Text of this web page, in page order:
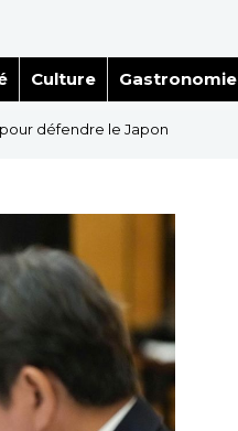
Culture Gastronomie
défendre le Japon